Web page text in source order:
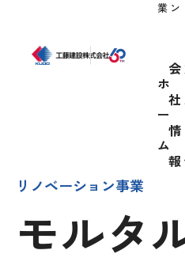
業 ン
ホ
ー
ム
会
社
情
報
リノベーション事業
モルタ